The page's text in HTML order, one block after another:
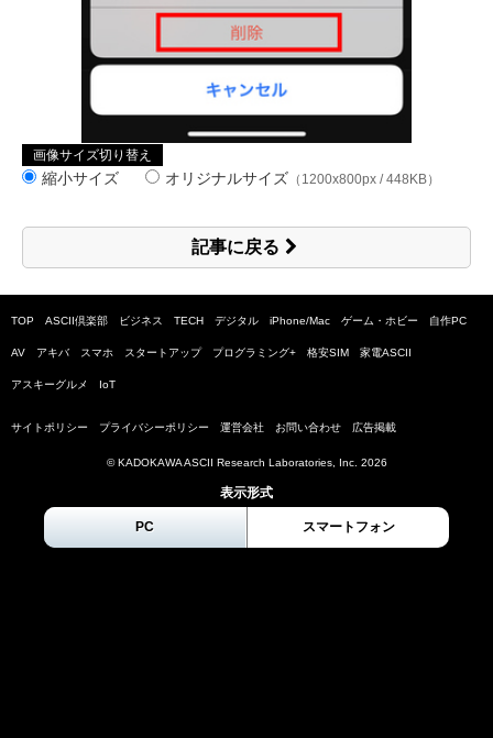
画像サイズ切り替え
縮小サイズ オリジナルサイズ （1200x800px / 448KB）
記事に戻る
TOP ASCII倶楽部 ビジネス TECH デジタル iPhone/Mac ゲーム・ホビー 自作PC
AV アキバ スマホ スタートアップ プログラミング+ 格安SIM 家電ASCII
アスキーグルメ IoT
サイトポリシー プライバシーポリシー 運営会社 お問い合わせ 広告掲載
© KADOKAWA ASCII Research Laboratories, Inc. 2026
表示形式
PC スマートフォン